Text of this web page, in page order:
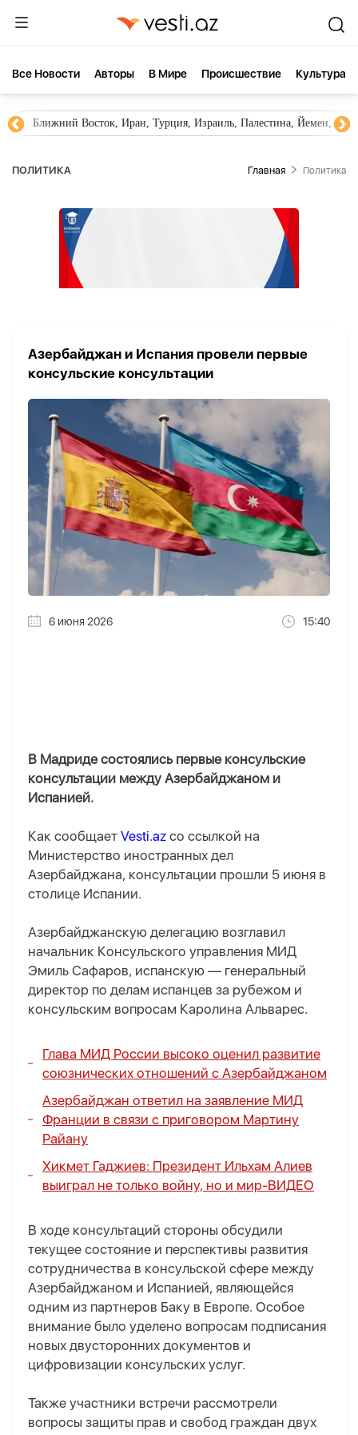
Все Новости Aвторы В Мире Происшествие Культура
Ближний Восток, Иран, Турция, Израиль, Палестина, Йемен,
ПОЛИТИКА Главная Политика
Азербайджан и Испания провели первые
консульские консультации
6 июня 2026 15:40
В Мадриде состоялись первые консульские
консультации между Азербайджаном и
Испанией.
Как сообщает Vesti.az со ссылкой на
Министерство иностранных дел
Азербайджана, консультации прошли 5 июня в
столице Испании.
Азербайджанскую делегацию возглавил
начальник Консульского управления МИД
Эмиль Сафаров, испанскую — генеральный
директор по делам испанцев за рубежом и
консульским вопросам Каролина Альварес.
Глава МИД России высоко оценил развитие
союзнических отношений с Азербайджаном
Азербайджан ответил на заявление МИД
Франции в связи с приговором Мартину
Райану
Хикмет Гаджиев: Президент Ильхам Алиев
выиграл не только войну, но и мир-ВИДЕО
В ходе консультаций стороны обсудили
текущее состояние и перспективы развития
сотрудничества в консульской сфере между
Азербайджаном и Испанией, являющейся
одним из партнеров Баку в Европе. Особое
внимание было уделено вопросам подписания
новых двусторонних документов и
цифровизации консульских услуг.
Также участники встречи рассмотрели
вопросы защиты прав и свобод граждан двух